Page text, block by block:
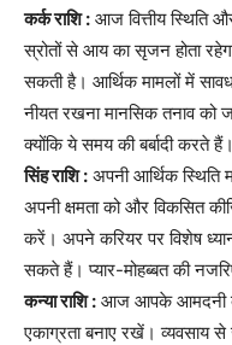
कर्क राशि : आज वित्तीय स्थिति
स्रोतों से आय का सृजन होता
सकती है। आर्थिक मामलों में
नीयत रखना मानसिक तनाव को
क्योंकि ये समय की बर्बादी करते हैं।
सिंह राशि : अपनी आर्थिक
अपनी क्षमता को और विकसित
करें। अपने करियर पर विशेष
सकते हैं। प्यार-मोहब्बत की
कन्या राशि : आज आपके आमदनी
एकाग्रता बनाए रखें। व्यवसाय